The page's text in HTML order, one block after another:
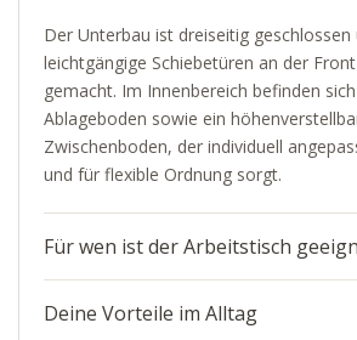
Der Unterbau ist dreiseitig
leichtgängige Schiebetüren an der
gemacht. Im Innenbereich befinden
Ablageboden sowie ein
Zwischenboden, der individuell
und für flexible Ordnung sorgt.
Für wen ist der Arbeitstisch
Deine Vorteile im Alltag